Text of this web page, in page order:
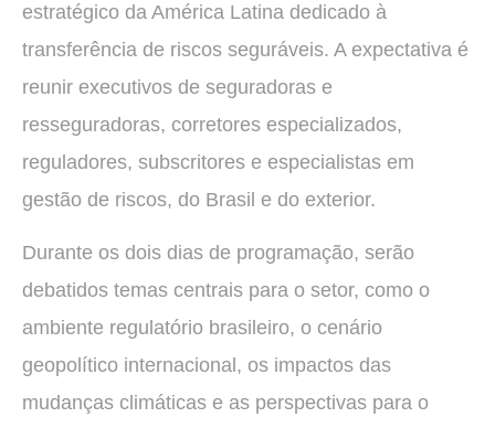
estratégico da América Latina dedicado à
transferência de riscos seguráveis. A expectativa é
reunir executivos de seguradoras e
resseguradoras, corretores especializados,
reguladores, subscritores e especialistas em
gestão de riscos, do Brasil e do exterior.
Durante os dois dias de programação, serão
debatidos temas centrais para o setor, como o
ambiente regulatório brasileiro, o cenário
geopolítico internacional, os impactos das
mudanças climáticas e as perspectivas para o